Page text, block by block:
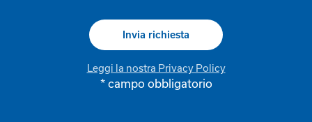
Leggi la nostra Privacy Policy
* campo obbligatorio